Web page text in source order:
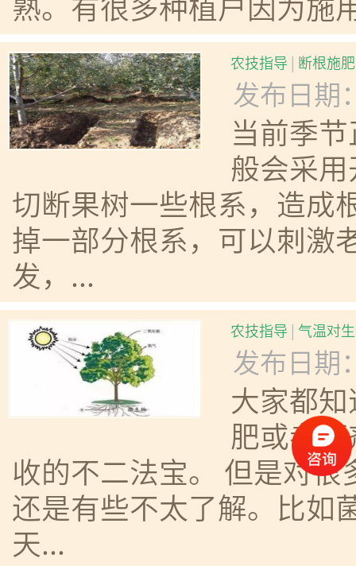
农技指导 | 断根施
发布日期
当前季
般会采
切断果树一些根系，造成
掉一部分根系，可以刺激
发，...
农技指导 | 气温对
发布日期
大家都
肥或者
收的不二法宝。 但是对
还是有些不太了解。比如
天...